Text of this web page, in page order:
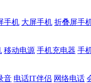
手机 大屏手机 折叠屏手
移动电源 手机充电器 手
音 电话IT伴侣 网络电话